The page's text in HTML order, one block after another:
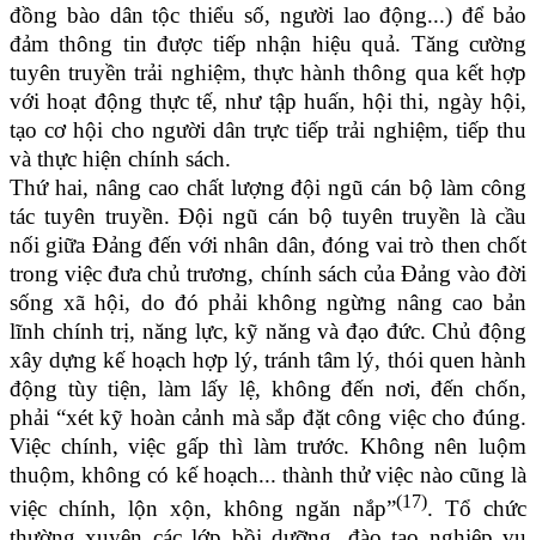
đồng bào dân tộc thiểu số, người lao động...) để bảo
đảm thông tin được tiếp nhận hiệu quả. Tăng cường
tuyên truyền trải nghiệm, thực hành thông qua kết hợp
với hoạt động thực tế, như tập huấn, hội thi, ngày hội,
tạo cơ hội cho người dân trực tiếp trải nghiệm, tiếp thu
và thực hiện chính sách.
Thứ hai, nâng cao chất lượng đội ngũ cán bộ làm công
tác tuyên truyền. Đội ngũ cán bộ tuyên truyền là cầu
nối giữa Đảng đến với nhân dân, đóng vai trò then chốt
trong việc đưa chủ trương, chính sách của Đảng vào đời
sống xã hội, do đó phải không ngừng nâng cao bản
lĩnh chính trị, năng lực, kỹ năng và đạo đức. Chủ động
xây dựng kế hoạch hợp lý, tránh tâm lý, thói quen hành
động tùy tiện, làm lấy lệ, không đến nơi, đến chốn,
phải “xét kỹ hoàn cảnh mà sắp đặt công việc cho đúng.
Việc chính, việc gấp thì làm trước. Không nên luộm
thuộm, không có kế hoạch... thành thử việc nào cũng là
việc chính, lộn xộn, không ngăn nắp”(17). Tổ chức